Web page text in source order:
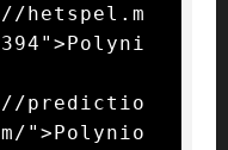
hetspel.m
predictio
">Polynio